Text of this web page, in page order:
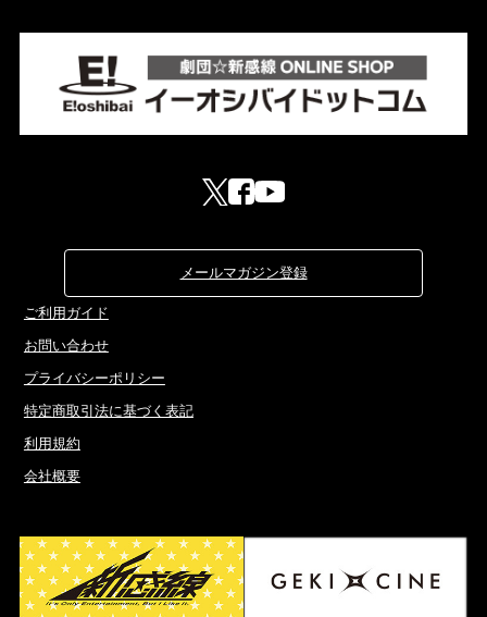
メールマガジン登録
ご利用ガイド
お問い合わせ
プライバシーポリシー
特定商取引法に基づく表記
利用規約
会社概要